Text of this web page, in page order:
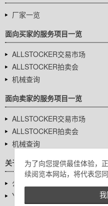
为了向您提供最佳体验，
续阅览本网站，将代表您
我
厂家一览
面向买家的服务项目一览
ALLSTOCKER交易市场
ALLSTOCKER拍卖会
机械查询
面向卖家的服务项目一览
ALLSTOCKER交易市场
ALLSTOCKER拍卖会
机械查询
关于我们
公司基本信息
YUTAKA Inc.